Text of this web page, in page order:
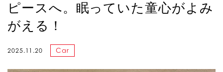
ピースへ。眠っていた童心がよみ
がえる！
2025.11.20 Car